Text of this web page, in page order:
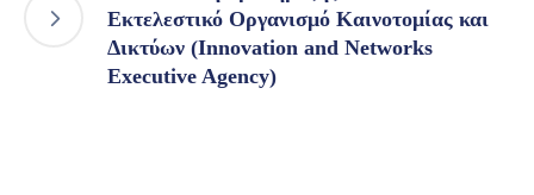
Εκτελεστικό Οργανισμό Καινοτομίας και
Δικτύων (Innovation and Networks
Executive Agency)